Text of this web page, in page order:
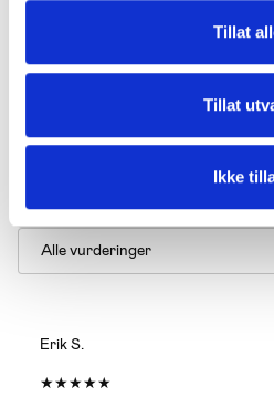
Tillat
Tillat
Ikke
★★ ★
2
Vurderinger
Erik S.
★★★★★